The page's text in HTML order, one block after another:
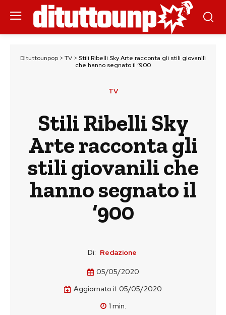
Dituttounpop > TV > Stili Ribelli Sky Arte racconta gli stili giovanili
che hanno segnato il ‘900
TV
Stili Ribelli Sky
Arte racconta gli
stili giovanili che
hanno segnato il
‘900
Di: Redazione
05/05/2020
Aggiornato il: 05/05/2020
1 min.